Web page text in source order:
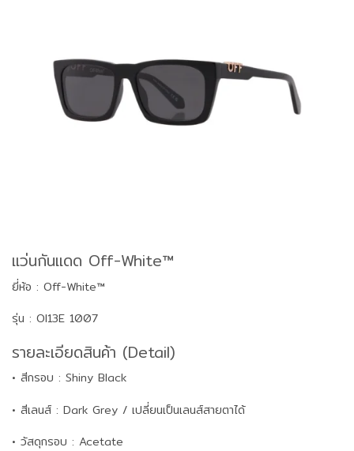
แว่นกันแดด Off-White™
ยี่ห้อ : Off-White™
รุ่น : OI13E 1007
รายละเอียดสินค้า (Detail)
• สีกรอบ : Shiny Black
• สีเลนส์ : Dark Grey / เปลี่ยนเป็นเลนส์สายตาได้
• วัสดุกรอบ : Acetate